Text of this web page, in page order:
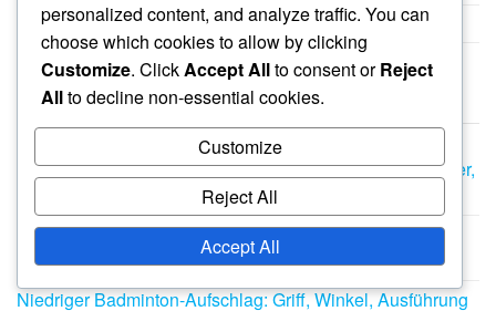
Durchsuchen
Erreichen Sie uns
NEUESTE BEITRÄGE
Flick Badminton Aufschlaganalyse: Professionelle Spieler,
Kontrollierter Flick-Badminton-Aufschlag: Genauigkeit,
Platzabdeckung, Spielfluss
Niedriger Badminton-Aufschlag: Griff, Winkel, Ausführung
personalized content, and analyze traffic. You can
choose which cookies to allow by clicking
Customize. ClickAccept Allto consent orReject
Allto decline non-essential cookies.
Customize
Reject All
Accept All